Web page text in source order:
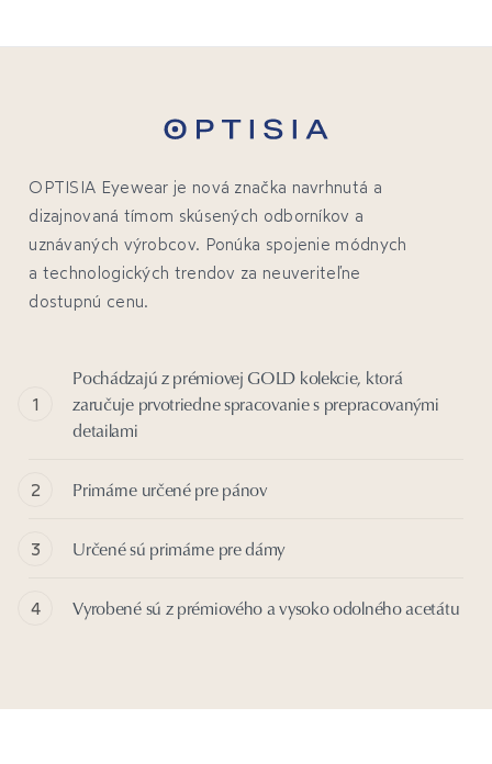
OPTISIA Eyewear je nová značka navrhnutá a
dizajnovaná tímom skúsených odborníkov a
uznávaných výrobcov. Ponúka spojenie módnych
a technologických trendov za neuveriteľne
dostupnú cenu.
Pochádzajú z prémiovej GOLD kolekcie, ktorá
zaručuje prvotriedne spracovanie s prepracovanými
detailami
Primárne určené pre pánov
Určené sú primárne pre dámy
Vyrobené sú z prémiového a vysoko odolného acetátu